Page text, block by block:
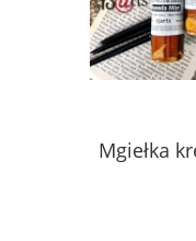
Mgiełka